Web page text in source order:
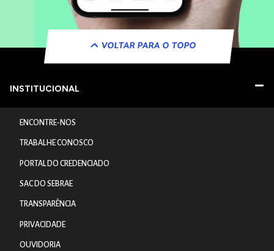
VOLTAR PARA O TOPO
INSTITUCIONAL
ENCONTRE-NOS
TRABALHE CONOSCO
PORTAL DO CREDENCIADO
SAC DO SEBRAE
TRANSPARÊNCIA
PRIVACIDADE
OUVIDORIA